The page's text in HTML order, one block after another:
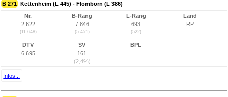
B 271 Kettenheim (L 445) - Flomborn (L 386)
Nr.
2.622
(11.648)
B-Rang
7.846
(5.451)
L-Rang
693
(522)
Land
RP
DTV
6.695
SV
161
(2,4%)
BPL
Infos...